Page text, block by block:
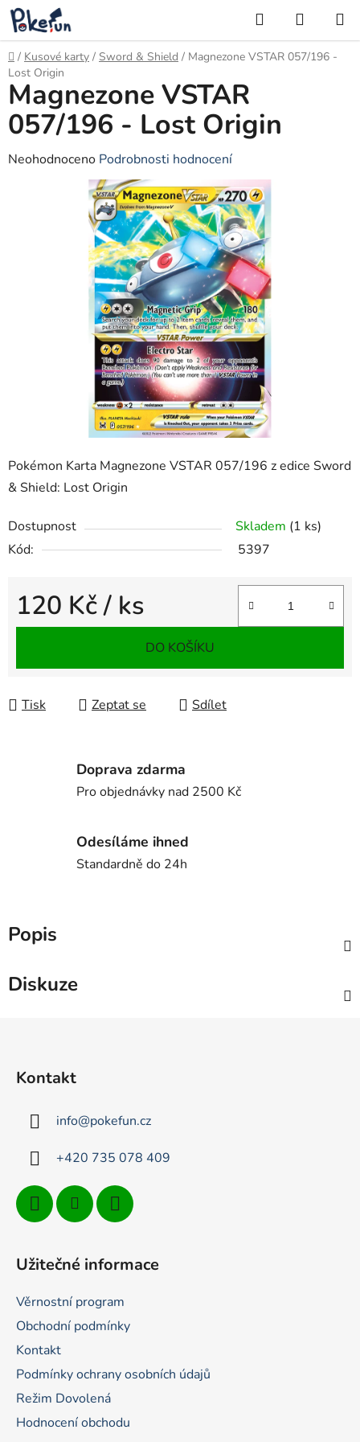
Přejít
na
obsah
Hledat
KOŠÍK
Domů
/ Kusové karty / Sword & Shield / Magnezone VSTAR 057/196 -
Lost Origin
Pokémon Karta Magnezone VSTAR 057/196 z edice Sword
& Shield: Lost Origin
Dostupnost Skladem (1 ks)
Kód:
5397
120 Kč/ ks
Měrná cena:
DO KOŠÍKU
Tisk Zeptat se Sdílet
Magnezone VSTAR
057/196 - Lost Origin
Průměrné
Neohodnoceno Podrobnosti hodnocení
Doprava zdarma
Pro objednávky nad 2500 Kč
Odesíláme ihned
Standardně do 24h
Popis
Diskuze
Kontakt
info@pokefun.cz
+420 735 078 409
Užitečné informace
Věrnostní program
Obchodní podmínky
Kontakt
Podmínky ochrany osobních údajů
Režim Dovolená
Hodnocení obchodu